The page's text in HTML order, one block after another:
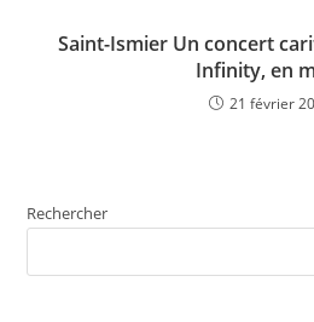
Saint-Ismier Un concert
Infinity, en
21 février
Rechercher